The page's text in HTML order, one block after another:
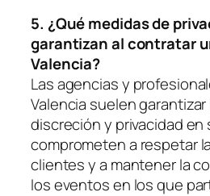
5. ¿Qué medidas de
‌garantizan al contratar
Valencia?
Las agencias y
Valencia suelen garantizar
discreción y privacidad en
comprometen ⁣a respetar
clientes‍ y a mantener la
los eventos en los que